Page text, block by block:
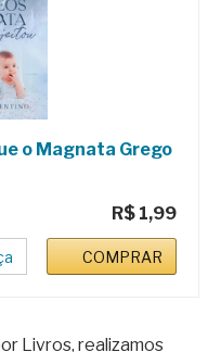
o Magnata Grego
R$ 1,99
COMPRAR
Livros, realizamos